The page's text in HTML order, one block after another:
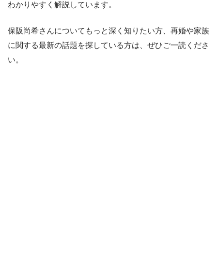
わかりやすく解説しています。
保阪尚希さんについてもっと深く知りたい方、再婚や家族
に関する最新の話題を探している方は、ぜひご一読くださ
い。